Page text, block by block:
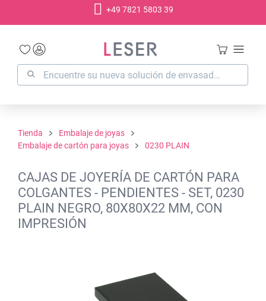
+49 7821 5803 39
Tienda
Embalaje de joyas
Embalaje de cartón para joyas
0230 PLAIN
CAJAS DE JOYERÍA DE CARTÓN PARA
COLGANTES - PENDIENTES - SET, 0230
PLAIN NEGRO, 80X80X22 MM, CON
IMPRESIÓN